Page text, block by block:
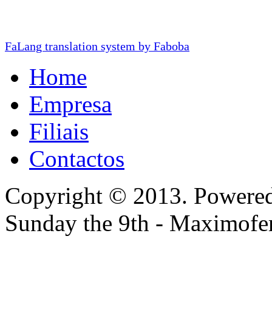
FaLang translation system by Faboba
Home
Empresa
Filiais
Contactos
Copyright © 2013.
Sunday the 9th -